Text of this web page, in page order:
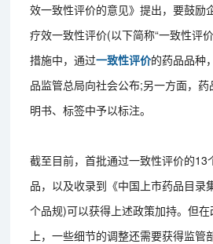
效一致性评价的意见》提出，要鼓励
疗效一致性评价(以下简称“一致性评
措施中，通过一致性评价的药品品种
品监管总局向社会公布;另一方面，
明书、标签中予以标注。
截至目前，首批通过一致性评价的
品，以及收录到《中国上市药品目录
个品规)可以获得上述政策加持。但
上，一些细节的调整还需要获得监管